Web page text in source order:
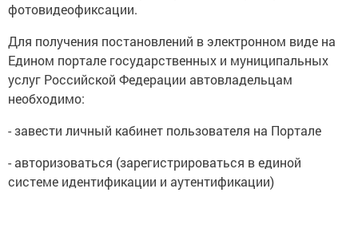
фотовидеофиксации.
Для получения постановлений в электронном виде на
Едином портале государственных и муниципальных
услуг Российской Федерации автовладельцам
необходимо:
- завести личный кабинет пользователя на Портале
- авторизоваться (зарегистрироваться в единой
системе идентификации и аутентификации)